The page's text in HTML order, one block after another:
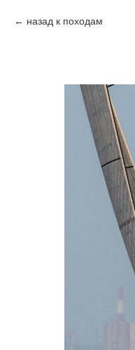
назад к походам